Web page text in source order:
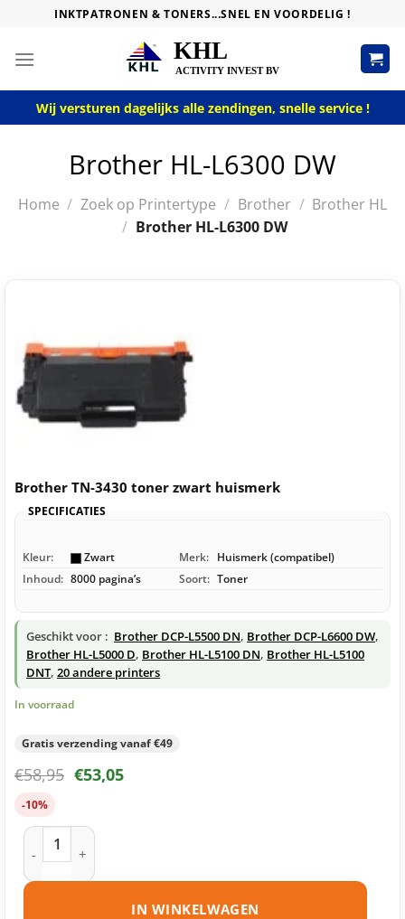
content
INKTPATRONEN & TONERS...SNEL EN VOORDELIG !
Wij versturen dagelijks alle zendingen, snelle service !
Brother HL-L6300 DW
Home / Zoek op Printertype / Brother / Brother HL
/ Brother HL-L6300 DW
Brother TN-3430 toner zwart huismerk
SPECIFICATIES
Kleur: Zwart Merk: Huismerk (compatibel)
Inhoud: 8000 pagina’s Soort: Toner
Geschikt voor : Brother DCP-L5500 DN, Brother DCP-L6600 DW,
Brother HL-L5000 D, Brother HL-L5100 DN, Brother HL-L5100
DNT, 20 andere printers
In voorraad
Gratis verzending vanaf €49
€58,95 €53,05
-10%
Brother TN-3430 toner zwart huismerk aantal
IN WINKELWAGEN